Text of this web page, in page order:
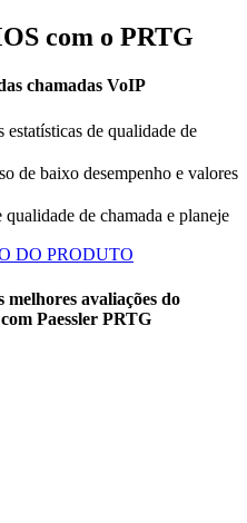
com o PRTG
chamadas VoIP
de qualidade de
de baixo desempenho e valores
de chamada e planeje
DO PRODUTO
melhores avaliações do
Paessler PRTG